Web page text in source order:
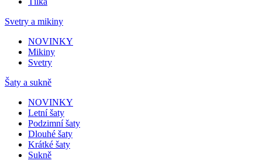
Svetry a mikiny
NOVINKY
Mikiny
Svetry
Šaty a sukně
NOVINKY
Letní šaty
Podzimní šaty
Dlouhé šaty
Krátké šaty
Sukně